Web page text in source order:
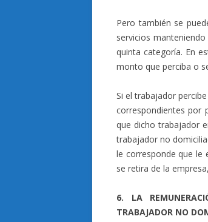
Pero también se
servicios
quinta categoría. En
monto que perciba o
Si el trabajador
correspondientes por
que dicho trabajador
trabajador no
le corresponde que le
se retira de la
6. LA
TRABAJADOR NO